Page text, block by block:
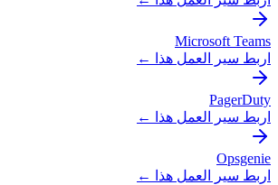
Microsoft Teams
اربط سير العمل هذا ←
PagerDuty
اربط سير العمل هذا ←
Opsgenie
اربط سير العمل هذا ←